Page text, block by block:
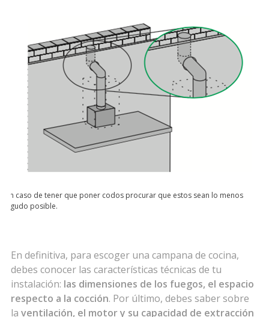
En caso de tener que poner codos procurar que estos sean lo menos
agudo posible.
En definitiva, para escoger una campana de cocina,
debes conocer las características técnicas de tu
instalación: las dimensiones de los fuegos, el espacio
respecto a la cocción. Por último, debes saber sobre
la ventilación, el motor y su capacidad de extracción